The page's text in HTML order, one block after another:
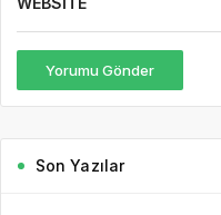
Yorumu Gönder
Son Yazılar